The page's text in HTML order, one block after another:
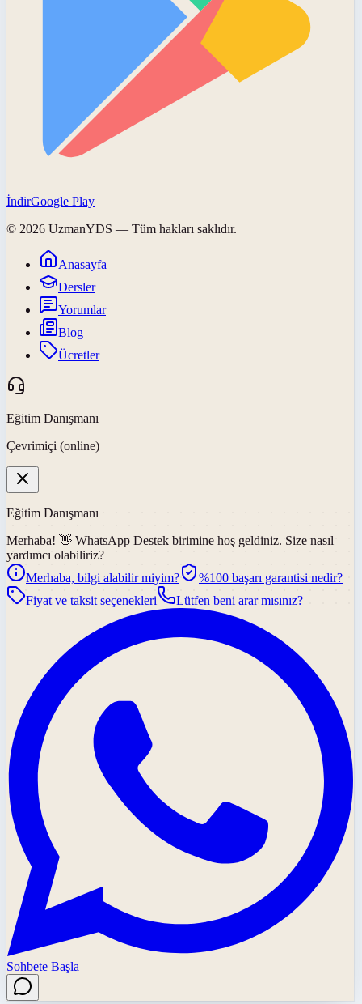
İndirGoogle Play
© 2026 UzmanYDS — Tüm hakları saklıdır.
Anasayfa
Dersler
Yorumlar
Blog
Ücretler
Eğitim Danışmanı
Çevrimiçi (online)
Eğitim Danışmanı
Merhaba! 👋 WhatsApp Destek birimine hoş geldiniz. Size nasıl
yardımcı olabiliriz?
Merhaba, bilgi alabilir miyim?
%100 başarı garantisi nedir?
Fiyat ve taksit seçenekleri
Lütfen beni arar mısınız?
Sohbete Başla